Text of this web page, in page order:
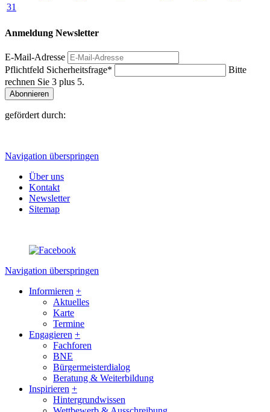
31
Anmeldung Newsletter
E-Mail-Adresse
Pflichtfeld Sicherheitsfrage*
Bitte
rechnen Sie 3 plus 5.
Abonnieren
gefördert durch:
Navigation überspringen
Über uns
Kontakt
Newsletter
Sitemap
Navigation überspringen
Informieren +
Aktuelles
Karte
Termine
Engagieren +
Fachforen
BNE
Bürgermeisterdialog
Beratung & Weiterbildung
Inspirieren +
Hintergrundwissen